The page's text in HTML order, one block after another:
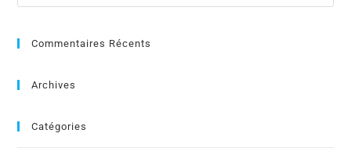
Commentaires Récents
Archives
Catégories